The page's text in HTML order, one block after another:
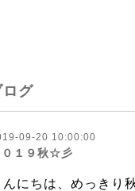
ログ
09-20 10:00:00
０１９秋☆彡
んにちは、めっきり